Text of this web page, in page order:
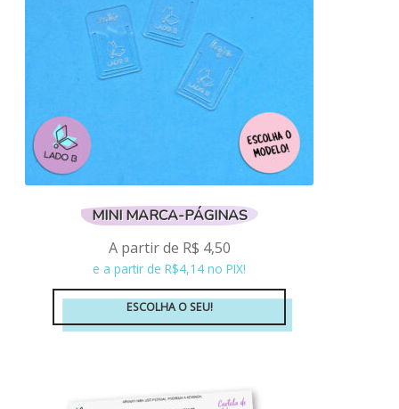
ser
escolhidas
na
página
do
produto
MINI MARCA-PÁGINAS
A partir de R$ 4,50
e a partir de R$4,14 no PIX!
ESCOLHA O SEU!
Este
várias